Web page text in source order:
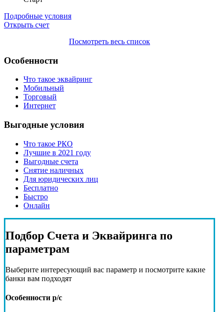
Подробные условия
Открыть счет
Посмотреть весь список
Особенности
Что такое эквайринг
Мобильный
Торговый
Интернет
Выгодные условия
Что такое РКО
Лучшие в 2021 году
Выгодные счета
Снятие наличных
Для юридических лиц
Бесплатно
Быстро
Онлайн
Подбор Счета и Эквайринга по
параметрам
Выберите интересующий вас параметр и посмотрите какие
банки вам подходят
Особенности р/с